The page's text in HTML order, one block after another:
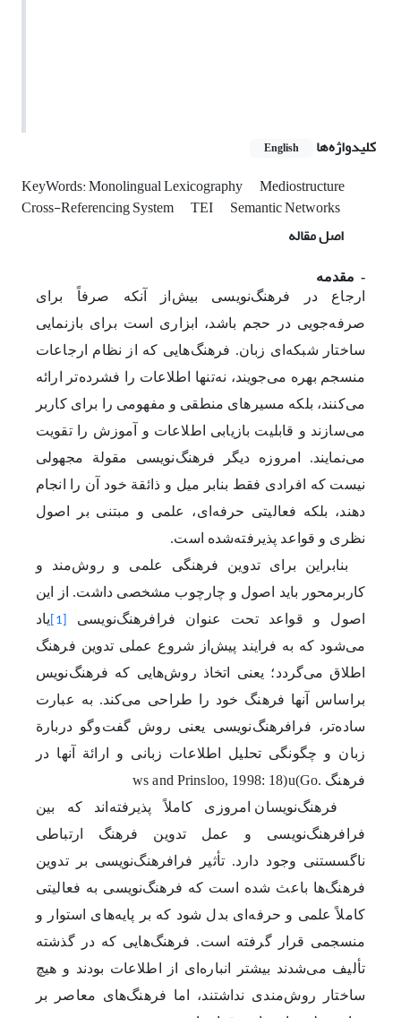
کلیدواژه‌ها English
KeyWords: Monolingual Lexicography
Mediostructure
Cross-Referencing System
TEI
Semantic Networks
اصل مقاله
- مقدمه
ارجاع در فرهنگ‌نویسی بیش‌از آنکه صرفاً برای
صرفه‌جویی در حجم باشد، ابزاری است برای بازنمایی
ساختار شبکه‌ای زبان. فرهنگ‌هایی که از نظام ارجاعات
منسجم بهره می‌جویند، نه‌تنها اطلاعات را فشرده‌تر ارائه
می‌کنند، بلکه مسیرهای منطقی و مفهومی را برای کاربر
می‌سازند و قابلیت بازیابی اطلاعات و آموزش را تقویت
می‌نمایند. امروزه دیگر فرهنگ‌نویسی مقولة مجهولی
نیست که افرادی فقط بنابر میل و ذائقة ‌خود آن را انجام
دهند، بلکه فعالیتی حرفه‌ای، علمی و مبتنی بر اصول
نظری و قواعد پذیرفته‌شده است.
بنابراین برای تدوین فرهنگی علمی و روش‌مند و
کاربرمحور باید اصول و چارچوب مشخصی داشت. از این
اصول و قواعد تحت عنوان فرافرهنگ‌نویسی
یاد
می‌شود که به فرایند پیش‌از شروع عملی تدوین فرهنگ
اطلاق می‌گردد؛‌ یعنی اتخاذ روش‌هایی که فرهنگ‌نویس
براساس آنها فرهنگ خود را طراحی می‌کند. به عبارت
ساده‌‌تر، فرافرهنگ‌نویسی یعنی روش گفت‌وگو دربارة
زبان و چگونگی تحلیل اطلاعات زبانی و ارائة آنها در
فرهنگ .
(Go
u
ws and Prinsloo, 1998: 18)
فرهنگ‌نویسان امروزی کاملاً پذیرفته‌اند که بین
فرا‌فرهنگ‌نویسی و عمل تدوین فرهنگ ارتباطی
ناگسستنی وجود دارد. تأثیر فرافرهنگ‌نویسی بر تدوین
فرهنگ‌ها باعث شده است که فرهنگ‌نویسی به فعالیتی
کاملاً علمی و حرفه‌ای بدل شود که بر پایه‌های استوار و
منسجمی قرار گرفته است. فرهنگ‌هایی که در گذشته
تألیف می‌شدند بیشتر انباره‌ای از اطلاعات بودند و هیچ
ساختار روش‌مندی نداشتند، اما فرهنگ‌های معاصر بر